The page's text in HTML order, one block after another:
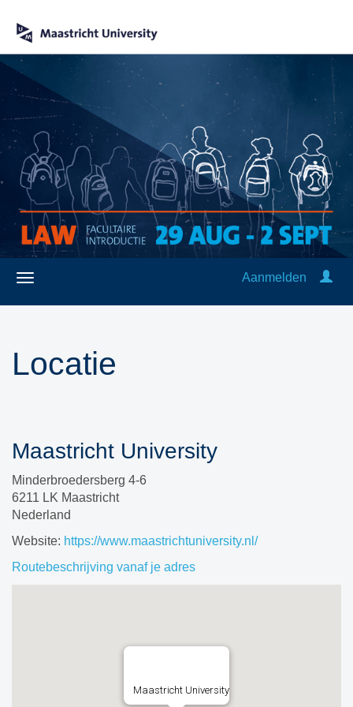
Aanmelden
Locatie
Maastricht University
Minderbroedersberg 4-6
6211 LK Maastricht
Nederland
Website: https://www.maastrichtuniversity.nl/
Routebeschrijving vanaf je adres
Maastricht University